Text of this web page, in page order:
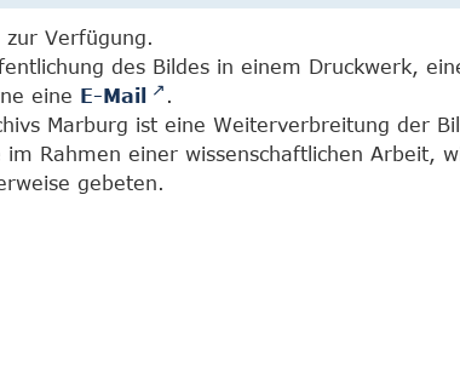
Verfügung.
des Bildes in einem Druckwerk,
eine E-Mail
.
Marburg ist eine Weiterverbreitung der
Rahmen einer wissenschaftlichen Arbeit,
gebeten.